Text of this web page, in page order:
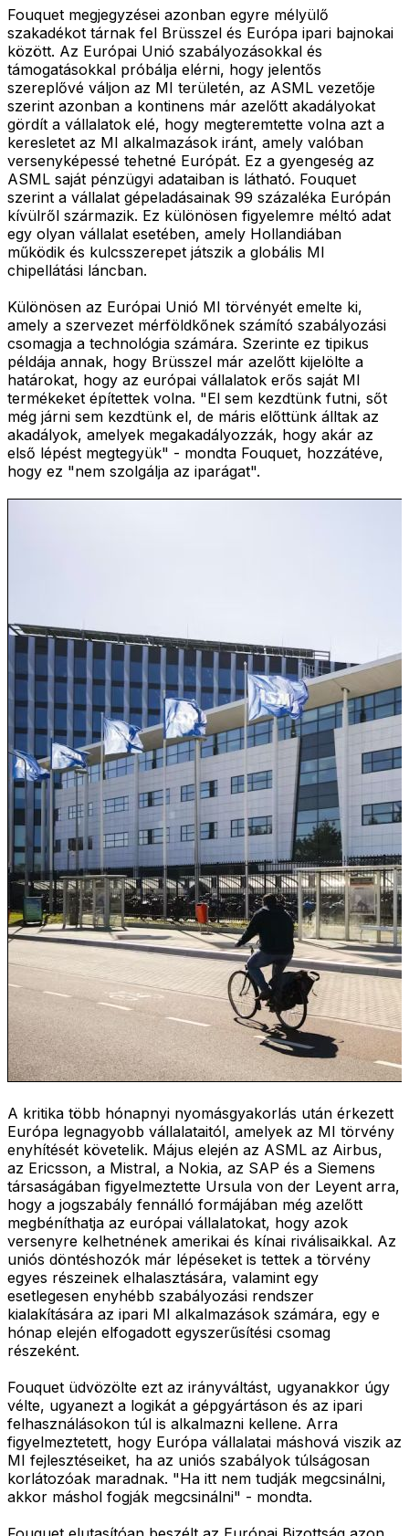
Fouquet megjegyzései azonban egyre mélyülő
szakadékot tárnak fel Brüsszel és Európa ipari bajnokai
között. Az Európai Unió szabályozásokkal és
támogatásokkal próbálja elérni, hogy jelentős
szereplővé váljon az MI területén, az ASML vezetője
szerint azonban a kontinens már azelőtt akadályokat
gördít a vállalatok elé, hogy megteremtette volna azt a
keresletet az MI alkalmazások iránt, amely valóban
versenyképessé tehetné Európát. Ez a gyengeség az
ASML saját pénzügyi adataiban is látható. Fouquet
szerint a vállalat gépeladásainak 99 százaléka Európán
kívülről származik. Ez különösen figyelemre méltó adat
egy olyan vállalat esetében, amely Hollandiában
működik és kulcsszerepet játszik a globális MI
chipellátási láncban.
Különösen az Európai Unió MI törvényét emelte ki,
amely a szervezet mérföldkőnek számító szabályozási
csomagja a technológia számára. Szerinte ez tipikus
példája annak, hogy Brüsszel már azelőtt kijelölte a
határokat, hogy az európai vállalatok erős saját MI
termékeket építettek volna. "El sem kezdtünk futni, sőt
még járni sem kezdtünk el, de máris előttünk álltak az
akadályok, amelyek megakadályozzák, hogy akár az
első lépést megtegyük" - mondta Fouquet, hozzátéve,
hogy ez "nem szolgálja az iparágat".
A kritika több hónapnyi nyomásgyakorlás után érkezett
Európa legnagyobb vállalataitól, amelyek az MI törvény
enyhítését követelik. Május elején az ASML az Airbus,
az Ericsson, a Mistral, a Nokia, az SAP és a Siemens
társaságában figyelmeztette Ursula von der Leyent arra,
hogy a jogszabály fennálló formájában még azelőtt
megbéníthatja az európai vállalatokat, hogy azok
versenyre kelhetnének amerikai és kínai riválisaikkal. Az
uniós döntéshozók már lépéseket is tettek a törvény
egyes részeinek elhalasztására, valamint egy
esetlegesen enyhébb szabályozási rendszer
kialakítására az ipari MI alkalmazások számára, egy e
hónap elején elfogadott egyszerűsítési csomag
részeként.
Fouquet üdvözölte ezt az irányváltást, ugyanakkor úgy
vélte, ugyanezt a logikát a gépgyártáson és az ipari
felhasználásokon túl is alkalmazni kellene. Arra
figyelmeztetett, hogy Európa vállalatai máshová viszik az
MI fejlesztéseiket, ha az uniós szabályok túlságosan
korlátozóak maradnak. "Ha itt nem tudják megcsinálni,
akkor máshol fogják megcsinálni" - mondta.